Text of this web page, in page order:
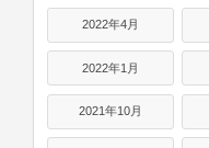
2022年4月
2022年1月
2021年10月